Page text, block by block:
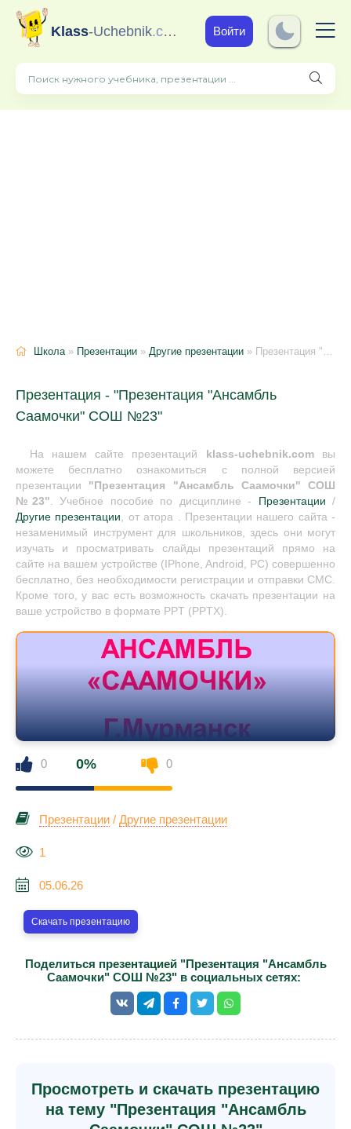
Klass-Uchebnik.com Войти
Школа» Презентации » Другие презентации » Презентация "Ансамбль Саамочки" СОШ №23
Презентация - "Презентация "Ансамбль
Саамочки" СОШ №23"
На нашем сайте презентаций klass-uchebnik.comвы
можете бесплатно ознакомиться с полной версией
презентации "Презентация "Ансамбль Саамочки" СОШ
№23". Учебное пособие по дисциплине - Презентации /
Другие презентации, от атора . Презентации нашего сайта -
незаменимый инструмент для школьников, здесь они могут
изучать и просматривать слайды презентаций прямо на
сайте на вашем устройстве (IPhone, Android, PC) совершенно
бесплатно, без необходимости регистрации и отправки СМС.
Кроме того, у вас есть возможность скачать презентации на
ваше устройство в формате PPT (PPTX).
0 0% 0
Презентации / Другие презентации
1
05.06.26
Скачать презентацию
Поделиться презентацией "Презентация "Ансамбль
Саамочки" СОШ №23" в социальных сетях:
Просмотреть и скачать презентацию
на тему "Презентация "Ансамбль